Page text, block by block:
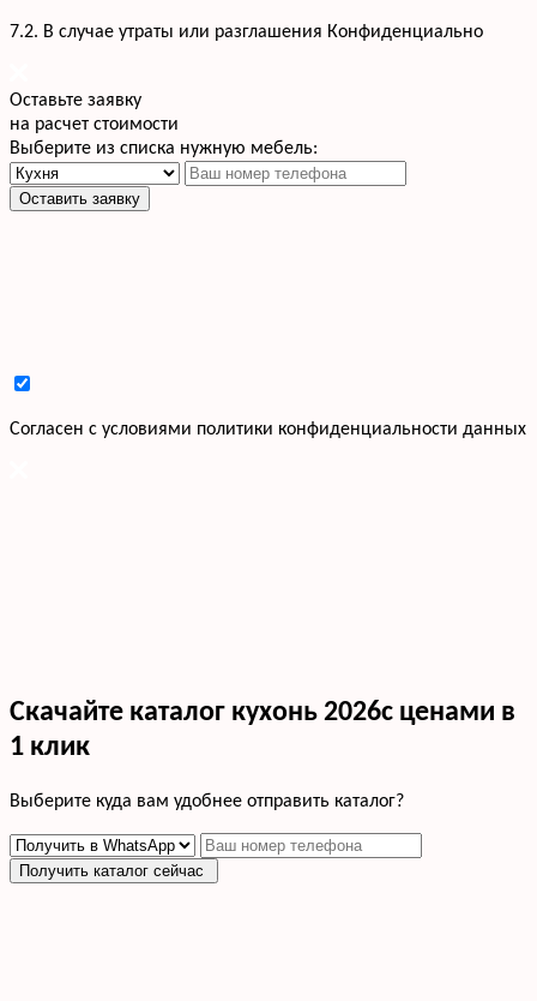
7.2. В случае утраты или разглашения Конфиденциально
Оставьте заявку
на расчет стоимости
Выберите из списка нужную мебель:
Оставить заявку
Cогласен с условиями политики конфиденциальности данных
Скачайте каталог кухонь 2026с ценами в
1 клик
Выберите куда вам удобнее отправить каталог?
Получить каталог сейчас